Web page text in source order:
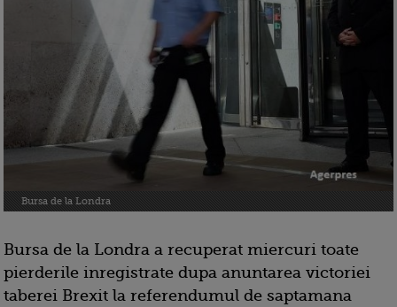
Bursa de la Londra
Bursa de la Londra a recuperat miercuri toate
pierderile inregistrate dupa anuntarea victoriei
taberei Brexit la referendumul de saptamana